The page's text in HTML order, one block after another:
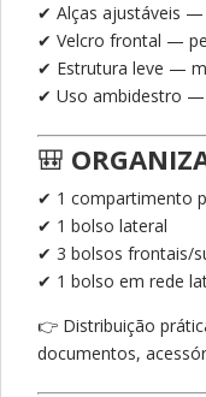
✔ Alças ajustáveis
✔ Velcro frontal —
✔ Estrutura leve —
✔ Uso ambidestro —
🎒
✔ 1 compartimento
✔ 1 bolso lateral
✔ 3 bolsos frontais/
✔ 1 bolso em rede
👉 Distribuição
documentos,